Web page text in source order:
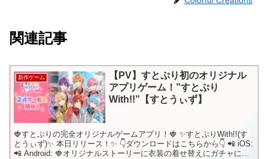
関連記事
新作ゲーム
【PV】すとぷり初のオリジナル
アプリゲーム！”すとぷり
With!!”【すとうぃず】
🍓すとぷりの完全オリジナルゲームアプリ！🍓 ✨すとぷりWith!!(す
とうぃず)✨ 本日リリース！✨ 👇ダウンロードはこちらから👇 📲 iOS:
📲 Android: 🍓オリジナルストーリーに衣装の着せ替えにガチャに…